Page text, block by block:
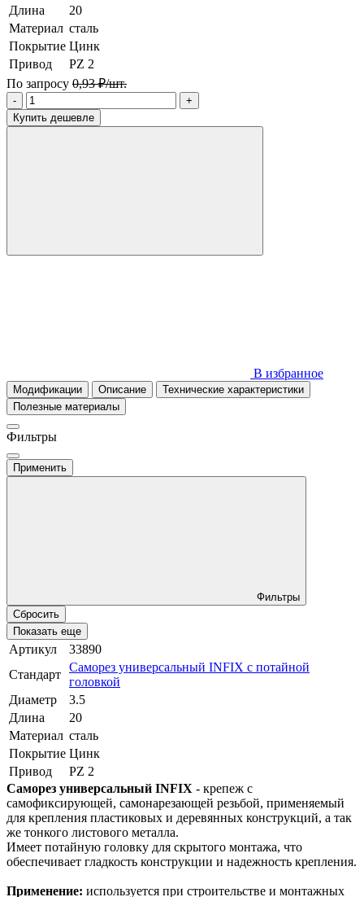
Длина
20
Материал сталь
Покрытие Цинк
Привод
PZ 2
По запросу 0,93 ₽/шт.
-
+
Купить дешевле
В избранное
Модификации Описание
Технические характеристики
Полезные материалы
Фильтры
Применить
Фильтры
Сбросить
Показать еще
Артикул
33890
Стандарт
Саморез универсальный INFIX с потайной
головкой
Диаметр
3.5
Длина
20
Материал сталь
Покрытие Цинк
Привод
PZ 2
Саморез универсальный INFIX - крепеж с
самофиксирующей, самонарезающей резьбой, применяемый
для крепления пластиковых и деревянных конструкций, а так
же тонкого листового металла.
Имеет потайную головку для скрытого монтажа, что
обеспечивает гладкость конструкции и надежность крепления.
Применение: используется при строительстве и монтажных